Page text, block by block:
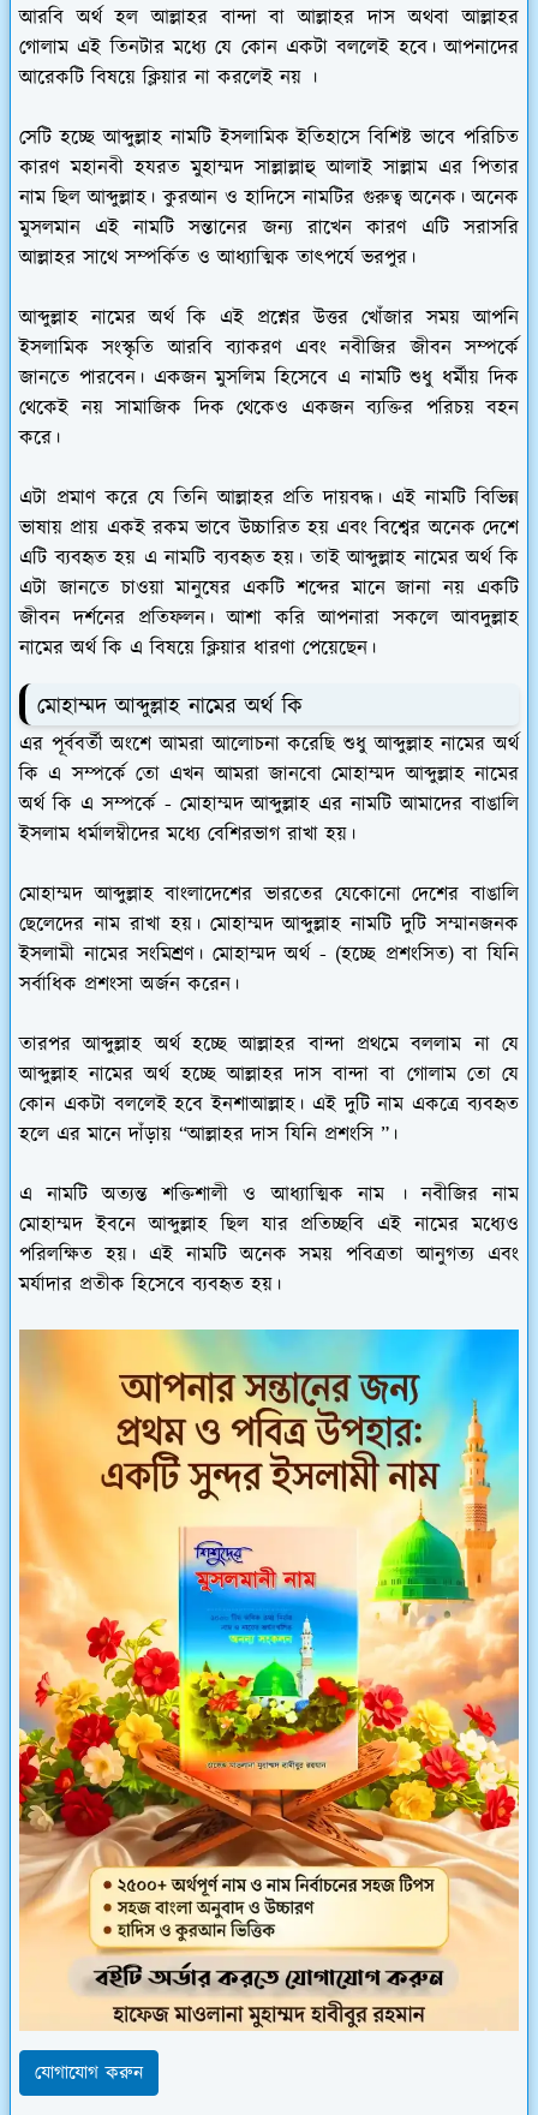
আরবি অর্থ হল আল্লাহর বান্দা বা আল্লাহর দাস অথবা আল্লাহর
গোলাম এই তিনটার মধ্যে যে কোন একটা বললেই হবে। আপনাদের
আরেকটি বিষয়ে ক্লিয়ার না করলেই নয় ।
সেটি হচ্ছে আব্দুল্লাহ নামটি ইসলামিক ইতিহাসে বিশিষ্ট ভাবে পরিচিত
কারণ মহানবী হযরত মুহাম্মদ সাল্লাল্লাহু আলাই সাল্লাম এর পিতার
নাম ছিল আব্দুল্লাহ। কুরআন ও হাদিসে নামটির গুরুত্ব অনেক। অনেক
মুসলমান এই নামটি সন্তানের জন্য রাখেন কারণ এটি সরাসরি
আল্লাহর সাথে সম্পর্কিত ও আধ্যাত্মিক তাৎপর্যে ভরপুর।
আব্দুল্লাহ নামের অর্থ কি এই প্রশ্নের উত্তর খোঁজার সময় আপনি
ইসলামিক সংস্কৃতি আরবি ব্যাকরণ এবং নবীজির জীবন সম্পর্কে
জানতে পারবেন। একজন মুসলিম হিসেবে এ নামটি শুধু ধর্মীয় দিক
থেকেই নয় সামাজিক দিক থেকেও একজন ব্যক্তির পরিচয় বহন
করে।
এটা প্রমাণ করে যে তিনি আল্লাহর প্রতি দায়বদ্ধ। এই নামটি বিভিন্ন
ভাষায় প্রায় একই রকম ভাবে উচ্চারিত হয় এবং বিশ্বের অনেক দেশে
এটি ব্যবহৃত হয় এ নামটি ব্যবহৃত হয়। তাই আব্দুল্লাহ নামের অর্থ কি
এটা জানতে চাওয়া মানুষের একটি শব্দের মানে জানা নয় একটি
জীবন দর্শনের প্রতিফলন। আশা করি আপনারা সকলে আবদুল্লাহ
নামের অর্থ কি এ বিষয়ে ক্লিয়ার ধারণা পেয়েছেন।
মোহাম্মদ আব্দুল্লাহ নামের অর্থ কি
এর পূর্ববর্তী অংশে আমরা আলোচনা করেছি শুধু আব্দুল্লাহ নামের অর্থ
কি এ সম্পর্কে তো এখন আমরা জানবো মোহাম্মদ আব্দুল্লাহ নামের
অর্থ কি এ সম্পর্কে - মোহাম্মদ আব্দুল্লাহ এর নামটি আমাদের বাঙালি
ইসলাম ধর্মালম্বীদের মধ্যে বেশিরভাগ রাখা হয়।
মোহাম্মদ আব্দুল্লাহ বাংলাদেশের ভারতের যেকোনো দেশের বাঙালি
ছেলেদের নাম রাখা হয়। মোহাম্মদ আব্দুল্লাহ নামটি দুটি সম্মানজনক
ইসলামী নামের সংমিশ্রণ। মোহাম্মদ অর্থ - (হচ্ছে প্রশংসিত) বা যিনি
সর্বাধিক প্রশংসা অর্জন করেন।
তারপর আব্দুল্লাহ অর্থ হচ্ছে আল্লাহর বান্দা প্রথমে বললাম না যে
আব্দুল্লাহ নামের অর্থ হচ্ছে আল্লাহর দাস বান্দা বা গোলাম তো যে
কোন একটা বললেই হবে ইনশাআল্লাহ। এই দুটি নাম একত্রে ব্যবহৃত
হলে এর মানে দাঁড়ায় “আল্লাহর দাস যিনি প্রশংসি ”।
এ নামটি অত্যন্ত শক্তিশালী ও আধ্যাত্মিক নাম । নবীজির নাম
মোহাম্মদ ইবনে আব্দুল্লাহ ছিল যার প্রতিচ্ছবি এই নামের মধ্যেও
পরিলক্ষিত হয়। এই নামটি অনেক সময় পবিত্রতা আনুগত্য এবং
মর্যাদার প্রতীক হিসেবে ব্যবহৃত হয়।
যোগাযোগ করুন